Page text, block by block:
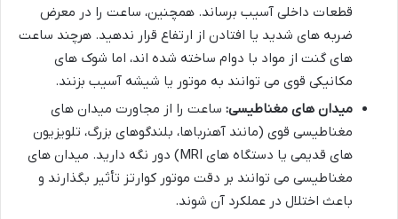
قطعات داخلی آسیب برساند. همچنین، ساعت را در معرض
ضربه های شدید یا افتادن از ارتفاع قرار ندهید. هرچند ساعت
های گنت از مواد با دوام ساخته شده اند، اما شوک های
مکانیکی قوی می توانند به موتور یا شیشه آسیب بزنند.
میدان های مغناطیسی: ساعت را از مجاورت میدان های
مغناطیسی قوی (مانند آهنرباها، بلندگوهای بزرگ، تلویزیون
های قدیمی یا دستگاه های MRI) دور نگه دارید. میدان های
مغناطیسی می توانند بر دقت موتور کوارتز تأثیر بگذارند و
باعث اختلال در عملکرد آن شوند.